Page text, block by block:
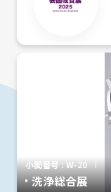
小間番号 : W-20
洗浄総合展